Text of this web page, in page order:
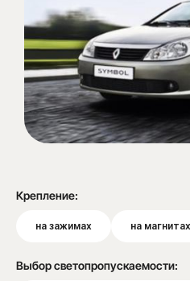
Крепление:
на зажимах на магнитах
Выбор светопропускаемости: